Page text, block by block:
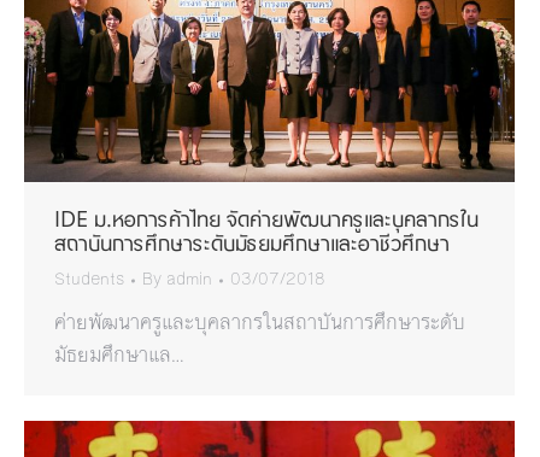
IDE ม.หอการค้าไทย จัดค่ายพัฒนาครูและบุคลากรใน
สถาบันการศึกษาระดับมัธยมศึกษาและอาชีวศึกษา
Students By admin 03/07/2018
ค่ายพัฒนาครูและบุคลากรในสถาบันการศึกษาระดับ
มัธยมศึกษาแล…